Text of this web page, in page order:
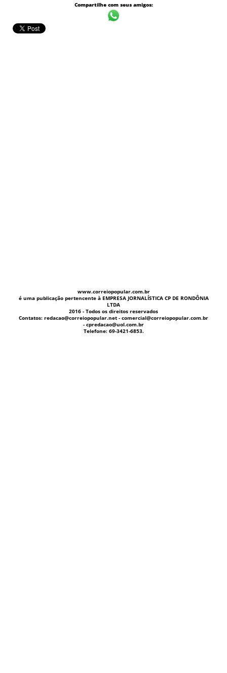
Compartilhe com seus amigos:
www.correiopopular.com.br
é uma publicação pertencente à EMPRESA JORNALÍSTICA CP DE RONDÔNIA
LTDA
2016 - Todos os direitos reservados
Contatos: redacao@correiopopular.net - comercial@correiopopular.com.br
- cpredacao@uol.com.br
Telefone: 69-3421-6853.